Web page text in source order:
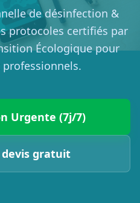
de désinfection &
protocoles certifiés par
Écologique pour
Urgente (7j/7)
gratuit